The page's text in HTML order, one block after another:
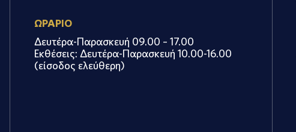
ΩΡΑΡΙΟ
Δευτέρα-Παρασκευή 09.00 – 17.00
Εκθέσεις: Δευτέρα-Παρασκευή 10.00-16.00
(είσοδος ελεύθερη)